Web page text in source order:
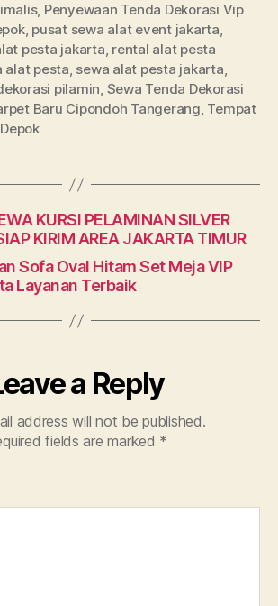
, Penyewaan Tenda Dekorasi Vip
, pusat sewa alat event jakarta,
pesta jakarta, rental alat pesta
alat pesta, sewa alat pesta jakarta,
pilamin, Sewa Tenda Dekorasi
Baru Cipondoh Tangerang, Tempat
KURSI PELAMINAN SILVER
KIRIM AREA JAKARTA TIMUR
Sofa Oval Hitam Set Meja VIP
Layanan Terbaik
a Reply
address will not be published.
fields are marked *